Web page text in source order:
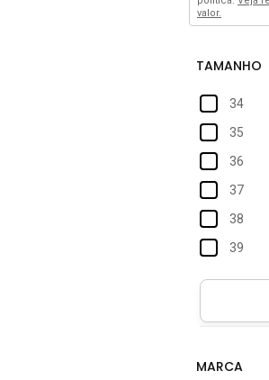
valor.
34
35
36
37
38
39
40
43